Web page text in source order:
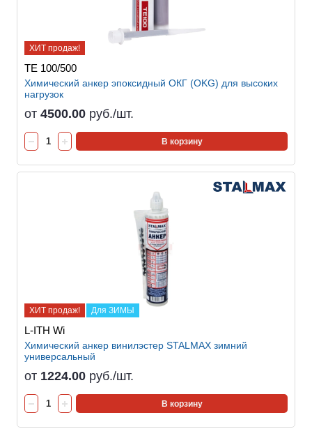
ХИТ продаж!
TE 100/500
Химический анкер эпоксидный ОКГ (OKG) для высоких
нагрузок
от 4500.00 руб./шт.
В корзину
ХИТ продаж! Для ЗИМЫ
L-ITH Wi
Химический анкер винилэстер STALMAX зимний
универсальный
от 1224.00 руб./шт.
В корзину